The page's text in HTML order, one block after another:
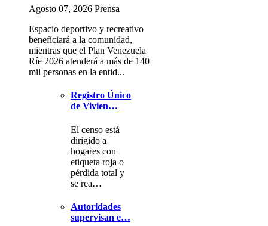
Agosto 07, 2026 Prensa
Espacio deportivo y recreativo
beneficiará a la comunidad,
mientras que el Plan Venezuela
Ríe 2026 atenderá a más de 140
mil personas en la entid...
Registro Único
de Vivien…
El censo está
dirigido a
hogares con
etiqueta roja o
pérdida total y
se rea…
Autoridades
supervisan e…